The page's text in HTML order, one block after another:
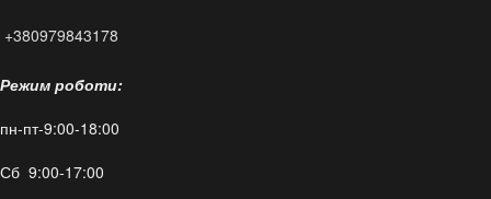
+380979843178
Режим роботи:
пн-пт-9:00-18:00
Сб 9:00-17:00